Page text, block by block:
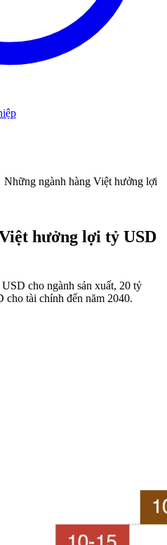
Những ngành hàng Việt hưởng lợi
hưởng lợi tỷ USD
cho ngành sản xuất, 20 tỷ
tài chính đến năm 2040.